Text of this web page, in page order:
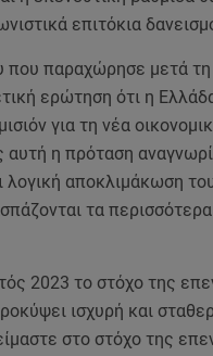
επιτόκια
που παραχώρησε μετά
ερώτηση ότι η
για τη νέα
η πρόταση
λογική αποκλιμάκωση
τα
2023 το στόχο της
ισχυρή και
στο στόχο της